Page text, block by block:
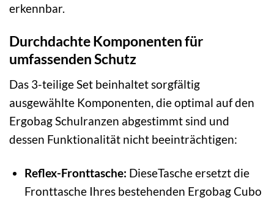
erkennbar.
Durchdachte Komponenten für
umfassenden Schutz
Das 3-teilige Set beinhaltet sorgfältig
ausgewählte Komponenten, die optimal auf den
Ergobag Schulranzen abgestimmt sind und
dessen Funktionalität nicht beeinträchtigen:
Reflex-Fronttasche: DieseTasche ersetzt die
Fronttasche Ihres bestehenden Ergobag Cubo